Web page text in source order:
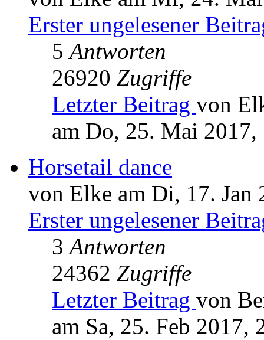
Erster ungelesener
5Antworten
26920 Zugriffe
Letzter Beitrag von
am Do, 25. Mai 2017,
Horsetail dance
von Elke am Di, 17. Jan
Erster ungelesener
3Antworten
24362 Zugriffe
Letzter Beitrag von
am Sa, 25. Feb 2017,